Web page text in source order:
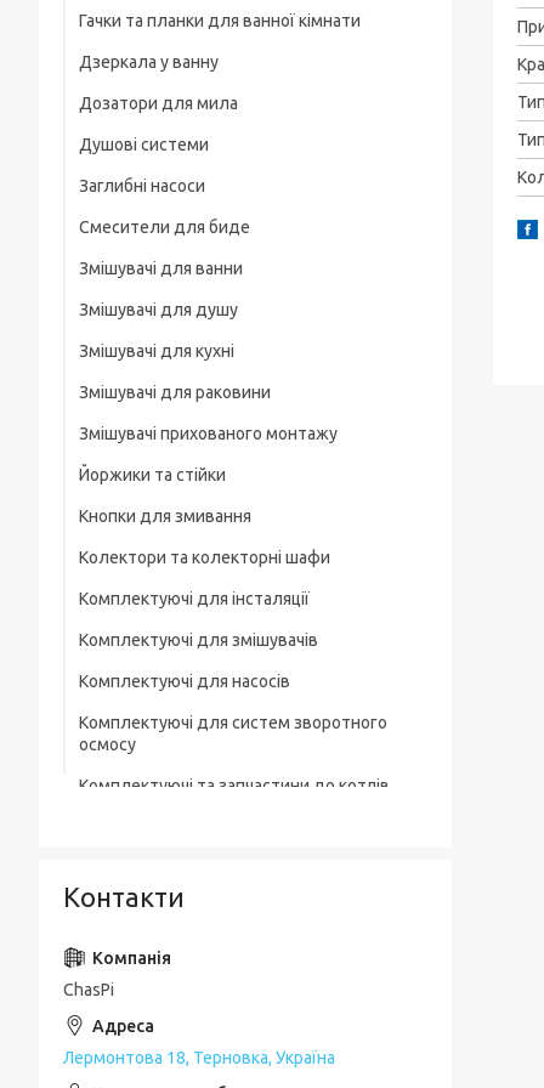
Тип
На груди / плече / пояс
Штативні головки
Магнітні тримачі
Для велосипеда, мотоцикла
Гачки та планки для ванної кімнати
Дзеркала у ванну
Дозатори для мила
Душові системи
Заглибні насоси
Смесители для биде
Змішувачі для ванни
Змішувачі для душу
Змішувачі для кухні
Змішувачі для раковини
Змішувачі прихованого монтажу
Йоржики та стійки
Кнопки для змивання
Колектори та колекторні шафи
Комплектуючі для інсталяції
Комплектуючі для змішувачів
Комплектуючі для насосів
Комплектуючі для систем зворотного
осмосу
Комплектуючі та запчастини до котлів
Лотки для зливної каналізації
Мильниці
Монтажні елементи
Набори для ванної кімнати
Контакти
ChasPi
Лермонтова 18, Терновка, Україна